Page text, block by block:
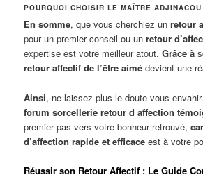
POURQUOI CHOISIR LE MAÎTRE
En somme, que vous cherchiez unretour
pour un premier conseil ou unretour
expertise est votre meilleur atout.Grâce à
retour affectif de l’être aimé devient une
Ainsi, ne laissez plus le doute vous
forum sorcellerie retour d affection
premier pas vers votre bonheur retrouvé,car
d’affection rapide et efficace est à votre
Réussir son Retour Affectif : Le Guide